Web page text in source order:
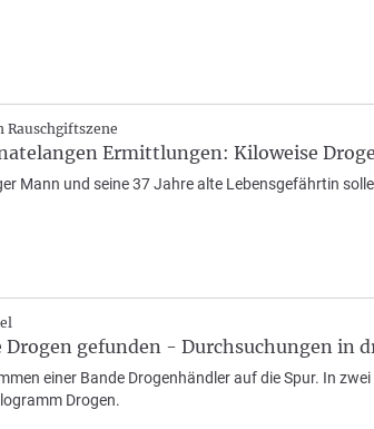
Rauschgiftszene
Ermittlungen: Kiloweise
Mann und seine 37 Jahre alte Lebensgefährtin
Drogen gefunden - Durchsuchungen in
einer Bande Drogenhändler auf die Spur. In
Drogen.